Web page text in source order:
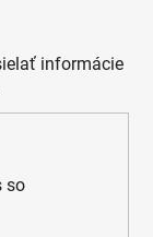
informácie
so